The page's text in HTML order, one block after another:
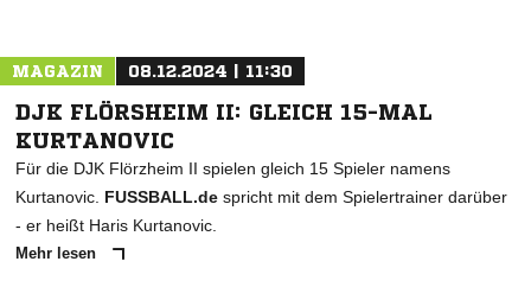
MAGAZIN 08.12.2024 | 11:30
DJK FLÖRSHEIM II: GLEICH 15-MAL
KURTANOVIC
Für die DJK Flörzheim II spielen gleich 15 Spieler namens
Kurtanovic. FUSSBALL.de spricht mit dem Spielertrainer darüber
- er heißt Haris Kurtanovic.
Mehr lesen